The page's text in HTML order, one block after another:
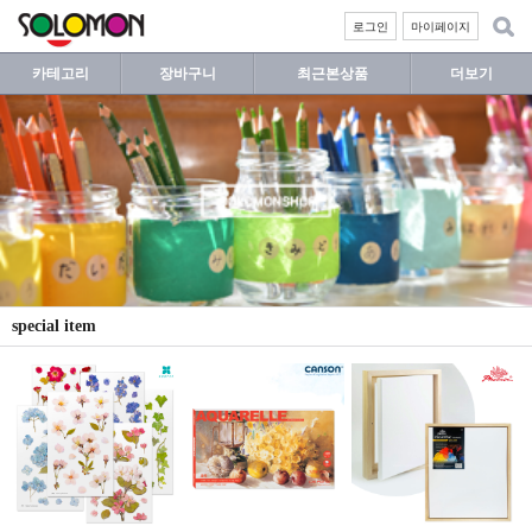
마이페이지
로그인
카테고리 장바구니 최근본상품 더보기
special item